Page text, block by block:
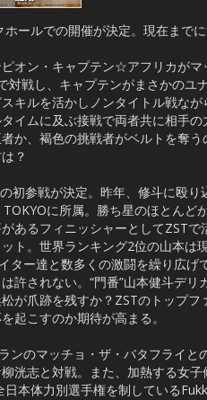
ールでの開催が決定。現在まで
オン・キャプテン☆アフリカがマ
戦し、キャプテンがまさかのユ
キルを活かしノンタイトル戦なが
イムに及ぶ接戦で両者共に相手の
か、褐色の挑戦者がベルトを奪う
？
参戦が決定。昨年、修斗に殴り
に所属。勝ち星のほとんど
あるフィニッシャーとしてZSTで
ト。世界ランキング2位の山本は
ター達と数多くの激闘を繰り広げ
許されない。“門番”山本健斗デリ
が爪跡を残すか？ZSTのトップフ
起こすのか期待が高まる。
ンのマッチョ・ザ・バタフライと
洸志と対戦。また、加熱する女
本体力別選手権を制している